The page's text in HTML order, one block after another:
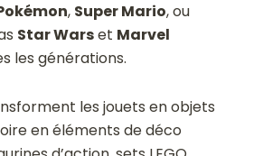
, Super Mario, ou
Star Warset Marvel
les générations.
les jouets en objets
en éléments de déco